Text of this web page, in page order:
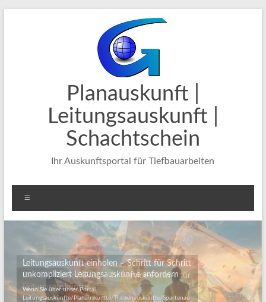
Planauskunft |
Leitungsauskunft |
Schachtschein
Ihr Auskunftsportal für Tiefbauarbeiten
Leitungsauskunft einholen – Schritt für Schritt
unkompliziert Leitungsauskünfte anfordern
Wenn Sie über unser Portal
Leitungsauskünfte/Planauskünfte/Trassenauskünfte/Spartenau